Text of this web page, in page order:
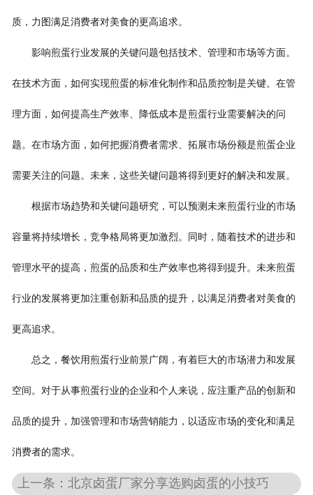
质，力图满足消费者对美食的更高追求。
影响煎蛋行业发展的关键问题包括技术、管理和市场等方面。
在技术方面，如何实现煎蛋的标准化制作和品质控制是关键。在管
理方面，如何提高生产效率、降低成本是煎蛋行业需要解决的问
题。在市场方面，如何把握消费者需求、拓展市场份额是煎蛋企业
需要关注的问题。未来，这些关键问题将得到更好的解决和发展。
根据市场趋势和关键问题研究，可以预测未来煎蛋行业的市场
容量将持续增长，竞争格局将更加激烈。同时，随着技术的进步和
管理水平的提高，煎蛋的品质和生产效率也将得到提升。未来煎蛋
行业的发展将更加注重创新和品质的提升，以满足消费者对美食的
更高追求。
总之，餐饮用煎蛋行业前景广阔，有着巨大的市场潜力和发展
空间。对于从事煎蛋行业的企业和个人来说，应注重产品的创新和
品质的提升，加强管理和市场营销能力，以适应市场的变化和满足
消费者的需求。
上一条：北京卤蛋厂家分享选购卤蛋的小技巧